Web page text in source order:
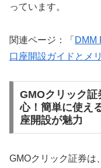
っています。
関連ページ：「 DMM
口座開設ガイドとメ
GMOクリック
心！簡単に使え
座開設が魅力
GMOクリック証券は